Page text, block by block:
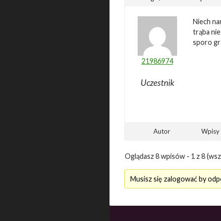
21986974
Uczestnik
Niech
trąba
sporo
Autor Wpisy
Oglądasz 8 wpisów - 1 z 8
Musisz się zalogować by